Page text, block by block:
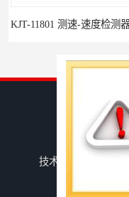
您
版权所有
湖北杭荣
技术支持：